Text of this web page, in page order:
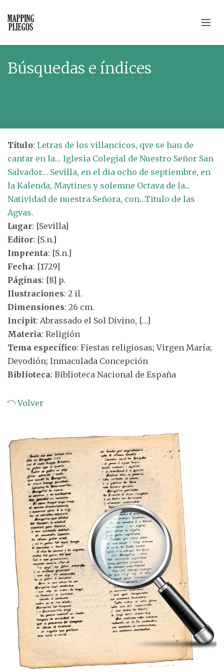
Búsquedas e índices
Título: Letras de los villancicos, qve se han de
cantar en la… Iglesia Colegial de Nuestro Señor San
Salvador… Sevilla, en el dia ocho de septiembre, en
la Kalenda, Maytines y solemne Octava de la...
Natividad de nuestra Señora, con…Titulo de las
Agvas.
Lugar: [Sevilla]
Editor: [S.n.]
Imprenta: [S.n.]
Fecha: [1729]
Páginas: [8] p.
Ilustraciones: 2 il.
Dimensiones: 26 cm.
Incipit: Abrassado el Sol Divino, […]
Materia: Religión
Tema específico: Fiestas religiosas; Virgen María;
Devodión; Inmaculada Concepción
Biblioteca: Biblioteca Nacional de España
Volver